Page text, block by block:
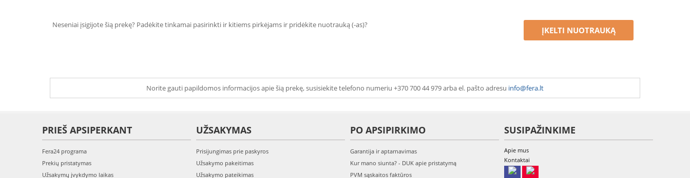
Neseniai įsigijote šią prekę? Padėkite tinkamai pasirinkti ir kitiems pirkėjams ir pridėkite nuotrauką (-as)?
ĮKELTI NUOTRAUKĄ
Norite gauti papildomos informacijos apie šią prekę, susisiekite telefono numeriu +370 700 44 979 arba el. pašto adresu info@fera.lt
PRIEŠ APSIPERKANT
Fera24 programa
Prekių pristatymas
Užsakymų įvykdymo laikas
UŽSAKYMAS
Prisijungimas prie paskyros
Užsakymo pakeitimas
Užsakymo pateikimas
PO APSIPIRKIMO
Garantija ir aptarnavimas
Kur mano siunta? - DUK apie pristatymą
PVM sąskaitos faktūros
SUSIPAŽINKIME
Apie mus
Kontaktai